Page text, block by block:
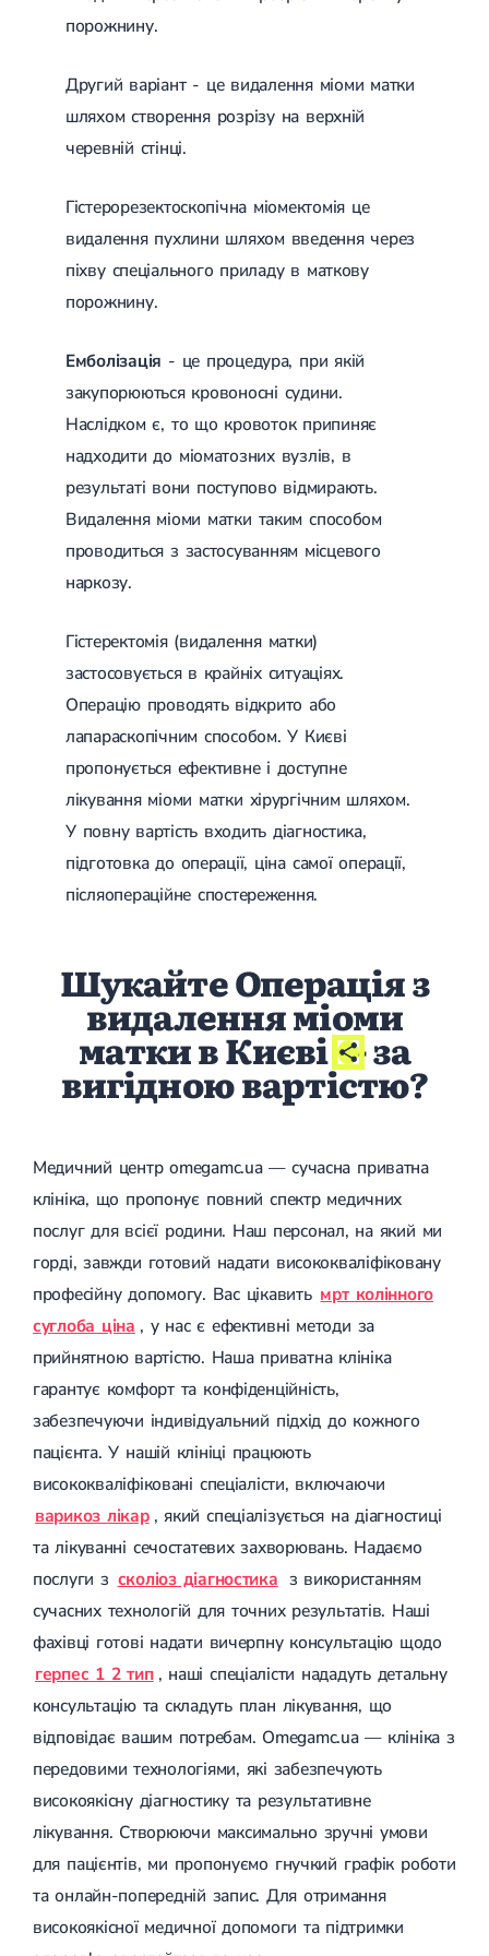
Аритмія
Екстрасистолічна аритмія
Стенокардія
Електрокардіограма (ЕКГ)
Кардіологія при веденні вагітності
Симптоматична артеріальна гіпертензія
Терапія
Жовчнокам'яна хвороба (ЖКХ)
Лікування жовчнокам'яної хвороби
Гострий панкреатит
Хронічний панкреатит
Холецистит
Калькульозний холецистит
Гострий холецистит
Безкам'яний холецистит
Бронхіт
Бронхіт у дітей
Бронхіт у дорослих
ГРВІ
ГРВІ у дорослих
Грип
Ротавірусна інфекція
Терапевтична допомога при вагітності
Ортопедія і травматологія
Асептичний некроз головки стегнової кістки
Асептичний некроз таранної кістки
Блокування суглоба
Переломи
Лікування переломів щиколоток
Лікування переломів ключиці
Лікування переломів плеча
Лікування переломів передпліччя
Лікування переломів кісток тазу
Іммобілізація
Лікування переломів п'яти
Полиостеоартроз
Протез синовіальної рідини
PRP-терапія
Розрив зв'язок
Розрив зв'язок ліктьового суглобу
Розрив зв'язок колінного суглоба
Травми сухожиль та м'язів
Ендокринологія
Цукровий діабет
Цукровий діабет 1 типу
Цукровий діабет 2 типу
Нецукровий діабет
Школа діабету
Дифузний токсичний зоб (Базедова хвороба)
Дифузний зоб
Тиреоїдит
Аутоиммунный тиреоидит
Хронічний тиреоїдит
Гіпертиреоз
Гіпотиреоз
Хвороба Іценко-Кушинга
Гіпоталамічний синдром
Гірсутизм
Кіста щитовидної залози
Метаболічний синдром
Наднирковозалозна недостатність (хвороба Аддісона)
Фізіотерапія
Ультразвукова терапія
порожнину.
Другий варіант - це видалення міоми матки
шляхом створення розрізу на верхній
черевній стінці.
Гістерорезектоскопічна міомектомія це
видалення пухлини шляхом введення через
піхву спеціального приладу в маткову
порожнину.
Емболізація - це процедура, при якій
закупорюються кровоносні судини.
Наслідком є, то що кровоток припиняє
надходити до міоматозних вузлів, в
результаті вони поступово відмирають.
Видалення міоми матки таким способом
проводиться з застосуванням місцевого
наркозу.
Гістеректомія (видалення матки)
застосовується в крайніх ситуаціях.
Операцію проводять відкрито або
лапараскопічним способом. У Києві
пропонується ефективне і доступне
лікування міоми матки хірургічним шляхом.
У повну вартість входить діагностика,
підготовка до операції, ціна самої операції,
післяопераційне спостереження.
Шукайте Операція з
видалення міоми
матки в Києві - за
вигідною вартістю?
Медичний центр omegamc.ua — сучасна приватна
клініка, що пропонує повний спектр медичних
послуг для всієї родини. Наш персонал, на який ми
горді, завжди готовий надати висококваліфіковану
професійну допомогу. Вас цікавить мрт колінного
суглоба ціна , у нас є ефективні методи за
прийнятною вартістю. Наша приватна клініка
гарантує комфорт та конфіденційність,
забезпечуючи індивідуальний підхід до кожного
пацієнта. У нашій клініці працюють
висококваліфіковані спеціалісти, включаючи
варикоз лікар , який спеціалізується на діагностиці
та лікуванні сечостатевих захворювань. Надаємо
послуги з сколіоз діагностика з використанням
сучасних технологій для точних результатів. Наші
фахівці готові надати вичерпну консультацію щодо
герпес 1 2 тип , наші спеціалісти нададуть детальну
консультацію та складуть план лікування, що
відповідає вашим потребам. Omegamc.ua — клініка з
передовими технологіями, які забезпечують
високоякісну діагностику та результативне
лікування. Створюючи максимально зручні умови
для пацієнтів, ми пропонуємо гнучкий графік роботи
та онлайн-попередній запис. Для отримання
високоякісної медичної допомоги та підтримки